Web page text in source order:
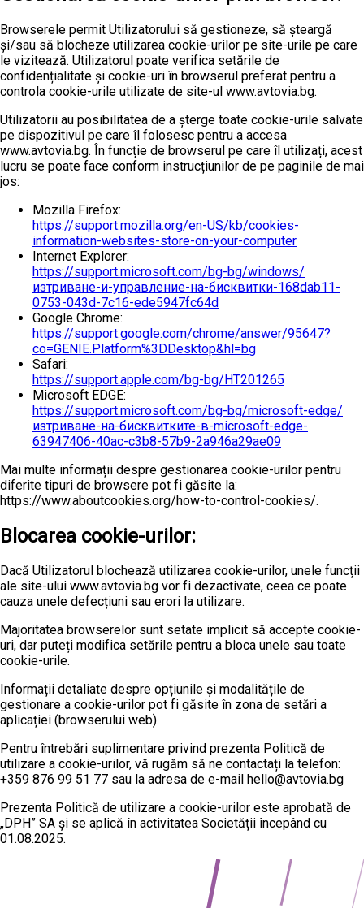
Browserele permit Utilizatorului să gestioneze, să șteargă
și/sau să blocheze utilizarea cookie-urilor pe site-urile pe care
le vizitează. Utilizatorul poate verifica setările de
confidențialitate și cookie-uri în browserul preferat pentru a
controla cookie-urile utilizate de site-ul www.avtovia.bg.
Utilizatorii au posibilitatea de a șterge toate cookie-urile salvate
pe dispozitivul pe care îl folosesc pentru a accesa
www.avtovia.bg. În funcție de browserul pe care îl utilizați, acest
lucru se poate face conform instrucțiunilor de pe paginile de mai
jos:
Mozilla Firefox:
https://support.mozilla.org/en-US/kb/cookies-
information-websites-store-on-your-computer
Internet Explorer:
https://support.microsoft.com/bg-bg/windows/
изтриване-и-управление-на-бисквитки-168dab11-
0753-043d-7c16-ede5947fc64d
Google Chrome:
https://support.google.com/chrome/answer/95647?
co=GENIE.Platform%3DDesktop&hl=bg
Safari:
https://support.apple.com/bg-bg/HT201265
Microsoft EDGE:
https://support.microsoft.com/bg-bg/microsoft-edge/
изтриване-на-бисквитките-в-microsoft-edge-
63947406-40ac-c3b8-57b9-2a946a29ae09
Mai multe informații despre gestionarea cookie-urilor pentru
diferite tipuri de browsere pot fi găsite la:
https://www.aboutcookies.org/how-to-control-cookies/.
Blocarea cookie-urilor:
Dacă Utilizatorul blochează utilizarea cookie-urilor, unele funcții
ale site-ului www.avtovia.bg vor fi dezactivate, ceea ce poate
cauza unele defecțiuni sau erori la utilizare.
Majoritatea browserelor sunt setate implicit să accepte cookie-
uri, dar puteți modifica setările pentru a bloca unele sau toate
cookie-urile.
Informații detaliate despre opțiunile și modalitățile de
gestionare a cookie-urilor pot fi găsite în zona de setări a
aplicației (browserului web).
Pentru întrebări suplimentare privind prezenta Politică de
utilizare a cookie-urilor, vă rugăm să ne contactați la telefon:
+359 876 99 51 77 sau la adresa de e-mail hello@avtovia.bg
Prezenta Politică de utilizare a cookie-urilor este aprobată de
„DPH” SA și se aplică în activitatea Societății începând cu
01.08.2025.